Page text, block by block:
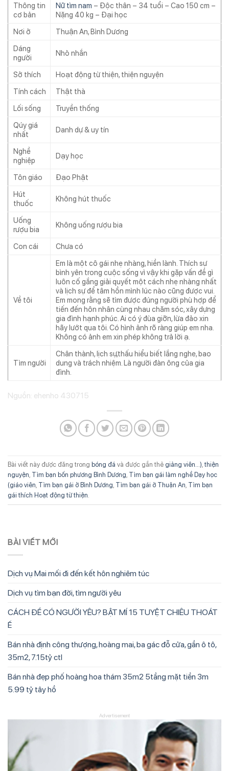
Thông tin
cơ bản
Nữ tìm nam – Độc thân – 34 tuổi – Cao 150 cm –
Nặng 40 kg – Đại học
Nơi ở
Thuận An, Bình Dương
Dáng
người
Nhỏ nhắn
Sở thích
Hoạt động từ thiện, thiện nguyện
Tính cách
Thật thà
Lối sống
Truyền thống
Qúy giá
nhất
Danh dự & uy tín
Nghề
nghiệp
Dạy học
Tôn giáo
Đạo Phật
Hút
thuốc
Không hút thuốc
Uống
rượu bia
Không uống rượu bia
Con cái Chưa có
Về tôi
Em là một cô gái nhẹ nhàng, hiền lành. Thích sự
bình yên trong cuộc sống vì vậy khi gặp vấn đề gì
luôn cố gắng giải quyết một cách nhẹ nhàng nhất
và lịch sự để tâm hồn mình lúc nào cũng được vui.
Em mong rằng sẽ tìm được đúng người phù hợp để
tiến đến hôn nhân cùng nhau chăm sóc, xây dựng
gia đình hạnh phúc. Ai có ý đùa giỡn, lừa đảo xin
hãy lướt qua tôi. Có hình ảnh rõ ràng giúp em nha.
Không có ảnh em xin phép không trả lời ạ.
Tìm người
Chân thành, lịch sự,thấu hiểu biết lắng nghe, bao
dung và trách nhiệm. Là người đàn ông của gia
đình.
Nguồn: ehenho 430715
Bài viết này được đăng trong bóng đá và được gắn thẻ giảng viên...) thiện
nguyện Tìm bạn bốn phương Bình Dương Tìm bạn gái làm nghề Dạy học
(giáo viên Tìm bạn gái ở Bình Dương Tìm bạn gái ở Thuận An Tìm bạn
gái thích Hoạt động từ thiện
BÀI VIẾT MỚI
Dịch vụ Mai mối đi đến kết hôn nghiêm túc
Dịch vụ tìm bạn đời, tìm người yêu
CÁCH ĐỂ CÓ NGƯỜI YÊU? BẬT MÍ 15 TUYỆT CHIÊU THOÁT
Ế
Bán nhà định công thượng, hoàng mai, ba gác đỗ cửa, gần ô tô,
35m2, 7.15tỷ ctl
Bán nhà đẹp phố hoàng hoa thám 35m2 5tầng mặt tiền 3m
5.99 tỷ tây hồ
Advertisement